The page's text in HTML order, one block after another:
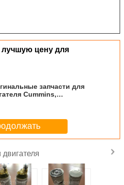
лучшую цену для
запчасти для
Cummins,